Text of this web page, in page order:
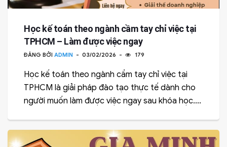
Học kế toán theo ngành cầm tay chỉ việc tại
TPHCM – Làm được việc ngay
ĐĂNG BỞI ADMIN 03/02/2026 179
Học kế toán theo ngành cầm tay chỉ việc tại
TPHCM là giải pháp đào tạo thực tế dành cho
người muốn làm được việc ngay sau khóa học....